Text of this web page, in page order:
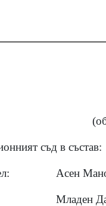
съд в състав:
Асен
Младен